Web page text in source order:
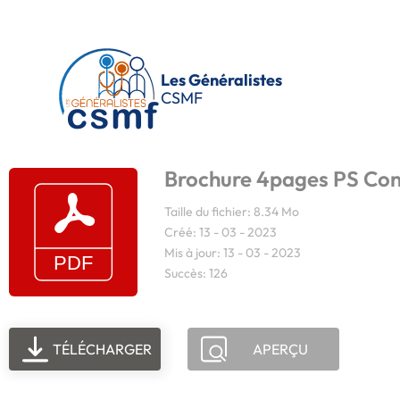
Les Généralistes
CSMF
Brochure 4pages PS
Taille du fichier: 8.34 Mo
Créé: 13 - 03 - 2023
Mis à jour: 13 - 03 - 2023
Succès: 126
TÉLÉCHARGER APERÇU